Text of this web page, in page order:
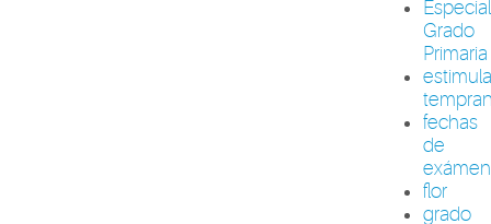
Grado
Primaria
fechas
de
flor
grado